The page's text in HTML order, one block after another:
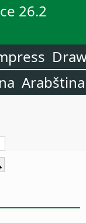
26.2
Arabština